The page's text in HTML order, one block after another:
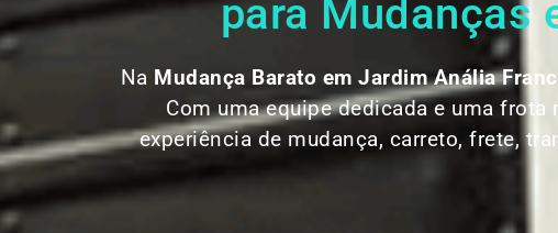
para Mudanças
Na Mudança Barato em Jardim Anália
Com uma equipe dedicada e uma
experiência de mudança, carreto, frete,